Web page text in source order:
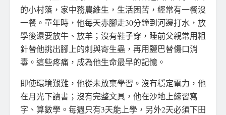
的小村落，家中務農維生，生活困苦，經常有一餐沒
一餐。童年時，他每天赤腳走30分鐘到河邊打水，放
學後還要放牛、放羊；沒有鞋子穿，睡前父親常用粗
針替他挑出腳上的刺與寄生蟲，再用鹽巴替傷口消
毒。這些疼痛，成為他生命最早的記憶。
即使環境艱難，他從未放棄學習。沒有穩定電力，他
在月光下讀書；沒有完整文具，他在沙地上練習寫
字、算數學。每週只有3天能上學，另外2天必須下田